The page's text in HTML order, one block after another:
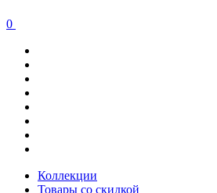
0
Коллекции
Товары со скидкой